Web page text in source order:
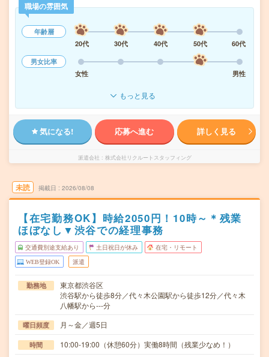
職場の雰囲気
年齢層
20代
30代 40代 50代
60代
男女比率
女性
男性
もっと見る
気になる! 応募へ進む 詳しく見る
派遣会社 株式会社リクルートスタッフィング
未読 掲載日 2026/08/08
【在宅勤務OK】時給2050円！10時～＊残業
ほぼなし▼渋谷での経理事務
交通費別途支給あり 土日祝日が休み 在宅・リモート
WEB登録OK 派遣
勤務地
東京都渋谷区
渋谷駅から徒歩8分／代々木公園駅から徒歩12分／代々木
八幡駅から---分
曜日頻度 月～金／週5日
時間 10:00-19:00（休憩60分）実働8時間（残業少なめ！）